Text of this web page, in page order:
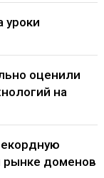
уроки
оценили
на
рынке доменов